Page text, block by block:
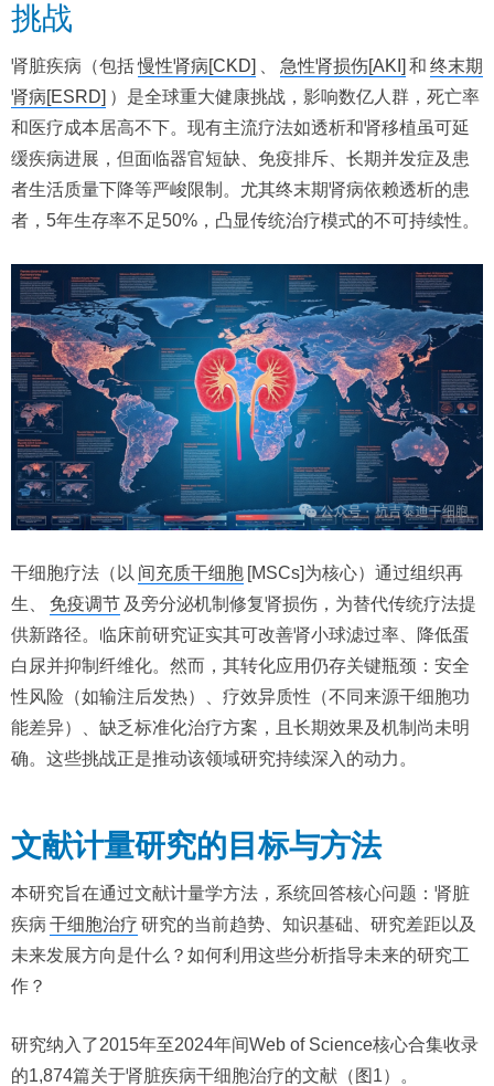
挑战
肾脏疾病（包括慢性肾病[CKD] 急性肾损伤[AKI] 和 终末期
肾病[ESRD] ）是全球重大健康挑战，影响数亿人群，死亡率
和医疗成本居高不下。现有主流疗法如透析和肾移植虽可延
缓疾病进展，但面临器官短缺、免疫排斥、长期并发症及患
者生活质量下降等严峻限制。尤其终末期肾病依赖透析的患
者，5年生存率不足50%，凸显传统治疗模式的不可持续性。
干细胞疗法（以 间充质干细胞 [MSCs]为核心）通过组织再
生、
免疫调节 及旁分泌机制修复肾损伤，为替代传统疗法提
供新路径。临床前研究证实其可改善肾小球滤过率、降低蛋
白尿并抑制纤维化。然而，其转化应用仍存关键瓶颈：安全
性风险（如输注后发热）、疗效异质性（不同来源干细胞功
能差异）、缺乏标准化治疗方案，且长期效果及机制尚未明
确。这些挑战正是推动该领域研究持续深入的动力。
文献计量研究的目标与方法
本研究旨在通过文献计量学方法，系统回答核心问题：肾脏
疾病 干细胞治疗 研究的当前趋势、知识基础、研究差距以及
未来发展方向是什么？如何利用这些分析指导未来的研究工
作？
研究纳入了2015年至2024年间Web of Science核心合集收录
的1,874篇关于肾脏疾病干细胞治疗的文献（图1）。